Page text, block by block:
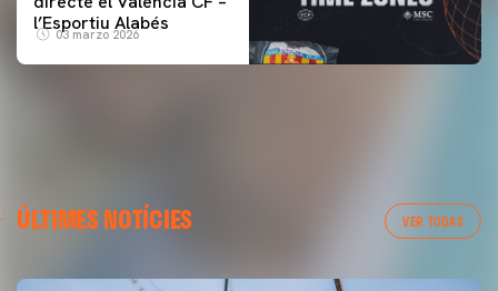
l’Esportiu Alabés
03 marzo 2026
ÚLTIMES NOTÍCIES VER TODAS